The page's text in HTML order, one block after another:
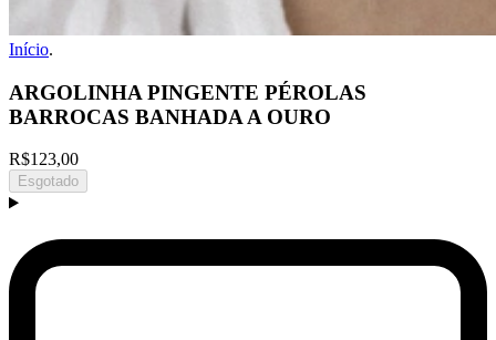
Início.
ARGOLINHA PINGENTE PÉROLAS
BARROCAS BANHADA A OURO
R$123,00
Esgotado